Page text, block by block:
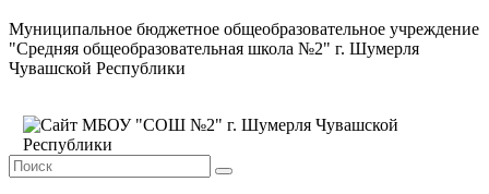
Муниципальное бюджетное общеобразовательное учреждение
"Средняя общеобразовательная школа №2" г. Шумерля
Чувашской Республики